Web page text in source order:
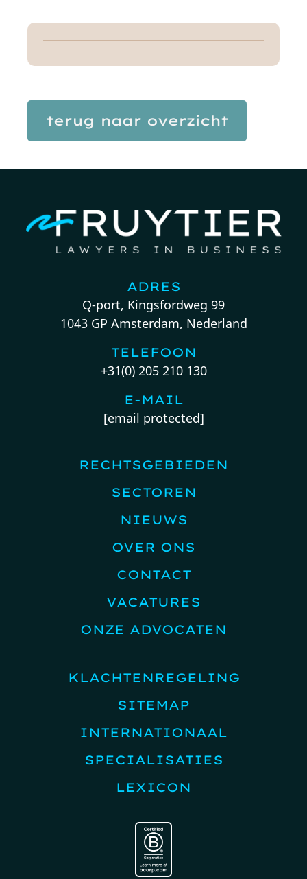
terug naar overzicht
ADRES
Q-port, Kingsfordweg 99
1043 GP Amsterdam, Nederland
TELEFOON
+31(0) 205 210 130
E-MAIL
[email protected]
RECHTSGEBIEDEN
SECTOREN
NIEUWS
OVER ONS
CONTACT
VACATURES
ONZE ADVOCATEN
KLACHTENREGELING
SITEMAP
INTERNATIONAAL
SPECIALISATIES
LEXICON